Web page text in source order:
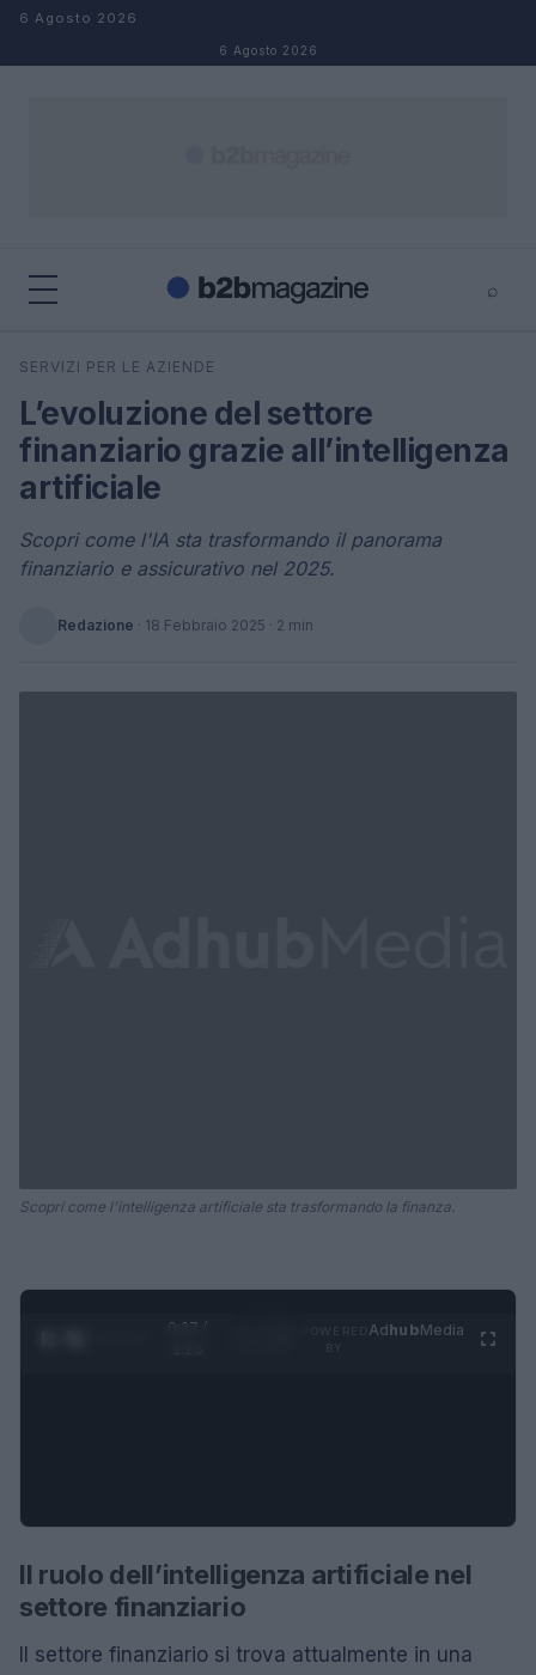
Salta al contenuto
6 Agosto 2026
6 Agosto 2026
⌕
Cerca
SERVIZI PER LE AZIENDE
L’evoluzione del settore
finanziario grazie all’intelligenza
artificiale
Scopri come l'IA sta trasformando il panorama
finanziario e assicurativo nel 2025.
Redazione · 18 Febbraio 2025 · 2 min
Scopri come l'intelligenza artificiale sta trasformando la finanza.
0:27 /
AdhubMedia
Il ruolo dell’intelligenza artificiale nel
settore finanziario
Il settore finanziario si trova attualmente in una